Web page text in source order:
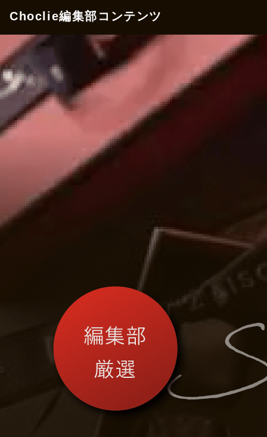
Choclie編集部コンテンツ